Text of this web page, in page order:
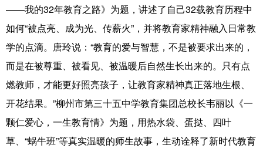
会展 彩票 娱乐 时尚
悦读 公益 书画 一带一路
亚太网 上市公司 文化产业
地方频道
北京 天津 河北 山西
——我的32年教育之路》为题，讲述了自己32载教育历程中
如何“被点亮、成为光、传薪火”，并将教育家精神融入日常教
学的点滴。唐玲说：“教育的爱与智慧，不是被要求出来的，
而是在被尊重、被看见、被温暖后自然生长出来的。只有点
燃教师，才能更好照亮孩子，让教育家精神真正落地生根、
开花结果。”柳州市第三十五中学教育集团总校长韦丽以《一
颗仁爱心，一生教育情》为题，用热水袋、蛋挞、四叶
草、“蜗牛班”等真实温暖的师生故事，生动诠释了新时代教育